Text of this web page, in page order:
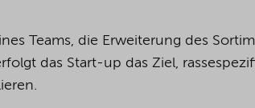
Teams, die Erweiterung des
das Start-up das Ziel,